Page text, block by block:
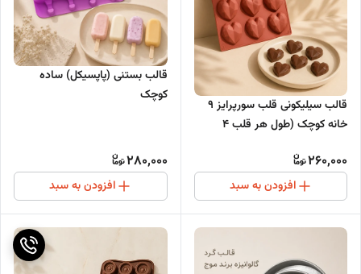
قالب سیلیکونی قلب سورپرایز 9
خانه کوچک (طول هر قلب 4
260,000
افزودن به سبد
قالب بستنی (پاپسیکل) ساده
کوچک
280,000
افزودن به سبد